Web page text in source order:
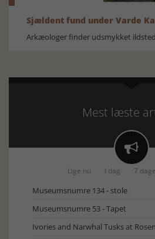
Sjældent fund under Varde
Arkæologer finder udsmykket
Mest læste

Lige nu I dag 7 dage
Museumsnumre 134 - stole
Museumsnumre 53 - Tapet
Ivories and Narwhal Tusks at